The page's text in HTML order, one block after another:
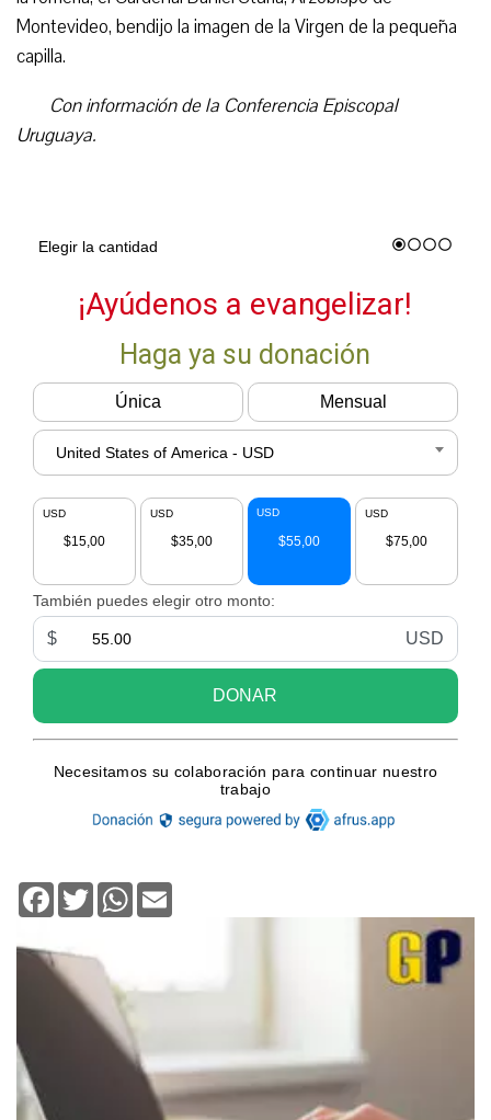
Montevideo, bendijo la imagen de la Virgen de la pequeña
capilla.
Con información de la Conferencia Episcopal
Uruguaya.
Facebook
TwitterWhatsApp